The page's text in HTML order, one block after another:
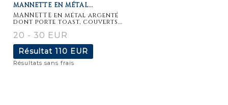
détaillée
MANNETTE EN MÉTAL...
MANNETTE en métal argenté
dont porte toast, couverts...
20 - 30 EUR
Résultat 110 EUR
Résultats sans frais